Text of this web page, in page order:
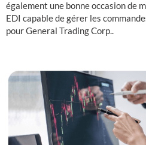
également une bonne occasion de
EDI capable de gérer les
pour General Trading Corp..